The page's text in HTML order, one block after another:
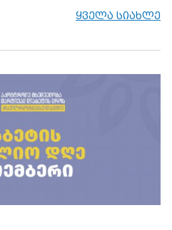
ყველა სიახლე